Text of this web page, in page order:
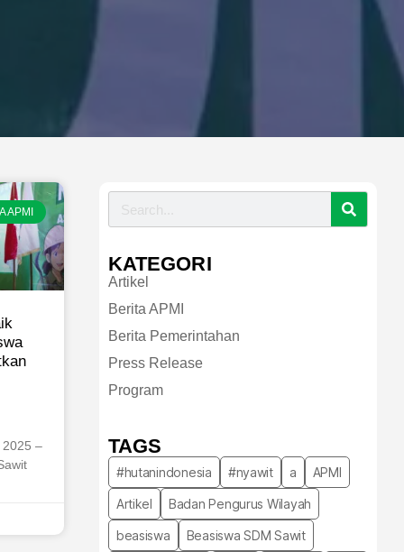
APMI
2025 –
KATEGORI
Artikel
Berita APMI
Berita Pemerintahan
Press Release
Program
TAGS
#hutanindonesia #nyawit a APMI
Artikel Badan Pengurus Wilayah
beasiswa Beasiswa SDM Sawit